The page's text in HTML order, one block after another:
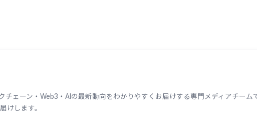
チェーン・Web3・AIの最新動向をわかりやすくお届けする専門メディアチー
けします。